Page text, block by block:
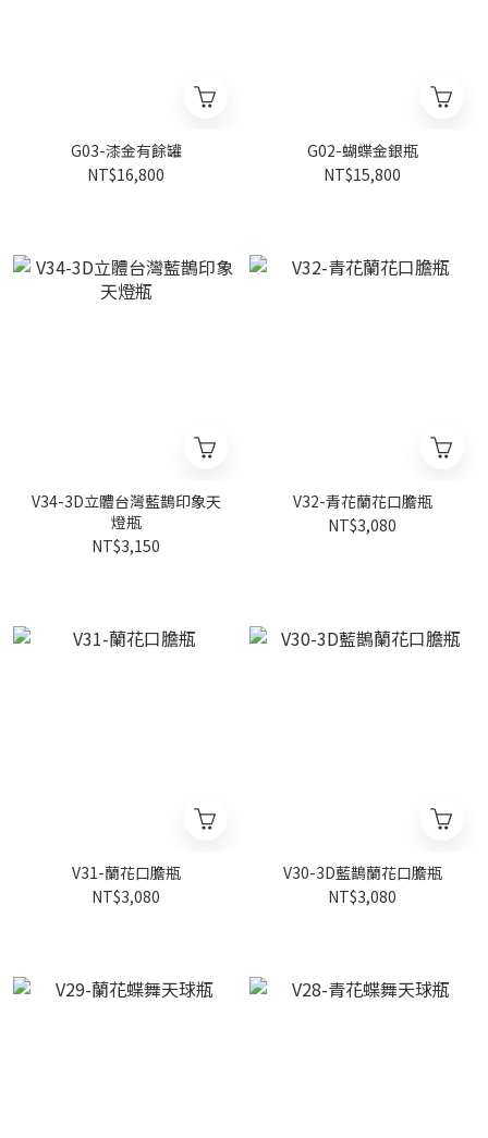
G03-漆金有餘罐
NT$16,800
G02-蝴蝶金銀瓶
NT$15,800
V34-3D立體台灣藍鵲印象天
燈瓶
NT$3,150
V32-青花蘭花口膽瓶
NT$3,080
V31-蘭花口膽瓶
NT$3,080
V30-3D藍鵲蘭花口膽瓶
NT$3,080